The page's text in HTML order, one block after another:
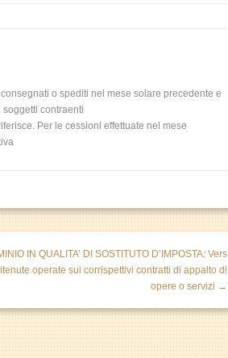
o spediti nel mese solare precedente e
contraenti
Per le cessioni effettuate nel mese
IN QUALITA’ DI SOSTITUTO D’IMPOSTA: Vers
operate sui corrispettivi contratti di appalto di
opere o servizi →